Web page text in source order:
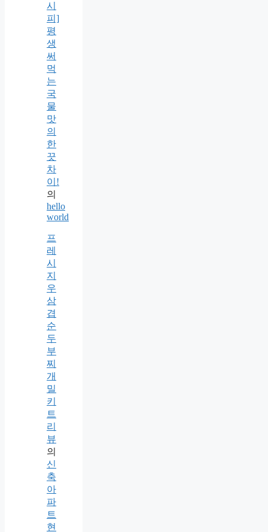
시
피]
평
생
써
먹
는
국
물
맛
의
한
끗
차
이!
의
hello
world
프
레
시
지
우
삼
겹
순
두
부
찌
개
밀
키
트
리
뷰
의
신
축
아
파
트
현